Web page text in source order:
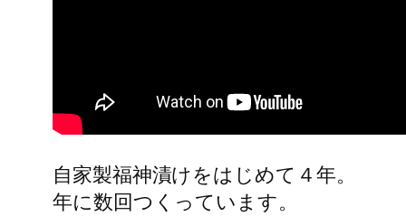
自家製福神漬けをはじめて４年。
年に数回つくっています。